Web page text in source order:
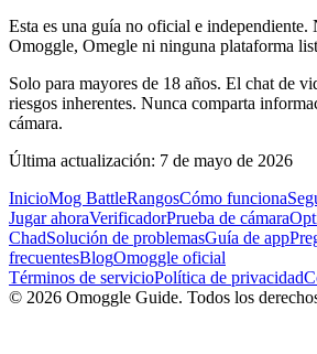
Esta es una guía no oficial e independiente.
Omoggle, Omegle ni ninguna plataforma
Solo para mayores de 18 años. El chat de
riesgos inherentes. Nunca comparta
cámara.
Última actualización: 7 de mayo de 2026
InicioMog BattleRangosCómo funciona
Jugar ahoraVerificadorPrueba de cámara
ChadSolución de problemasGuía de app
frecuentesBlogOmoggle oficial
Términos de servicioPolítica de privacidad
© 2026 Omoggle Guide. Todos los